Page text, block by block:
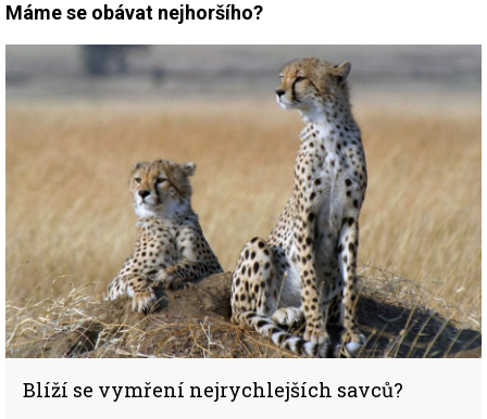
Máme se obávat nejhoršího?
Blíží se vymření nejrychlejších savců?